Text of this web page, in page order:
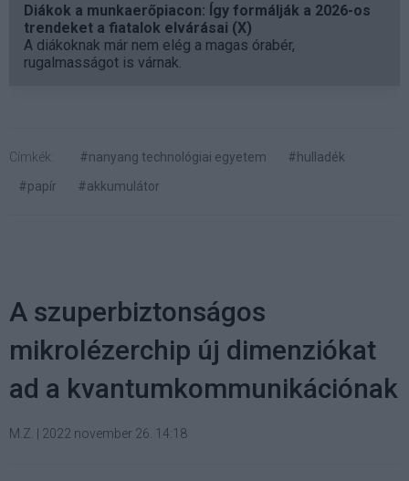
Diákok a munkaerőpiacon: Így formálják a 2026-os
trendeket a fiatalok elvárásai (X)
A diákoknak már nem elég a magas órabér,
rugalmasságot is várnak.
Címkék: #nanyang technológiai egyetem
#hulladék
#papír
#akkumulátor
A szuperbiztonságos
mikrolézerchip új dimenziókat
ad a kvantumkommunikációnak
M.Z. | 2022 november 26. 14:18